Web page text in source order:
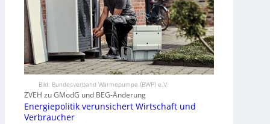
Bild: Bundesverband Wärmepumpe (BWP) e.V.
ZVEH zu GModG und BEG-Änderung
Energiepolitik verunsichert Wirtschaft und
Verbraucher